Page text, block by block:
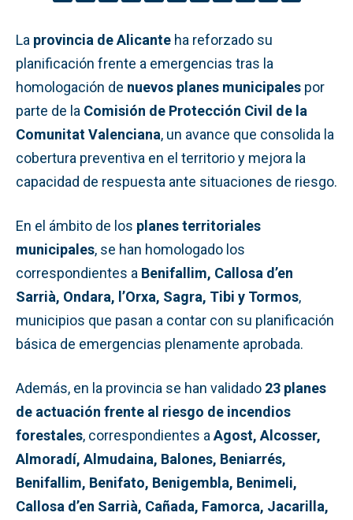
La provincia de Alicante ha reforzado su
planificación frente a emergencias tras la
homologación de nuevos planes municipales por
parte de la Comisión de Protección Civil de la
Comunitat Valenciana, un avance que consolida la
cobertura preventiva en el territorio y mejora la
capacidad de respuesta ante situaciones de riesgo.
En el ámbito de los planes territoriales
municipales, se han homologado los
correspondientes a Benifallim, Callosa d’en
Sarrià, Ondara, l’Orxa, Sagra, Tibi y Tormos,
municipios que pasan a contar con su planificación
básica de emergencias plenamente aprobada.
Además, en la provincia se han validado 23 planes
de actuación frente al riesgo de incendios
forestales, correspondientes a Agost, Alcosser,
Almoradí, Almudaina, Balones, Beniarrés,
Benifallim, Benifato, Benigembla, Benimeli,
Callosa d’en Sarrià, Cañada, Famorca, Jacarilla,